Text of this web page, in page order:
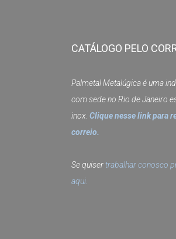
CATÁLOGO PELO
Palmetal Metalúgica é uma
com sede no Rio de Janeiro
inox. Clique nesse link para
correio.
Se quisertrabalhar conosco
aqui.